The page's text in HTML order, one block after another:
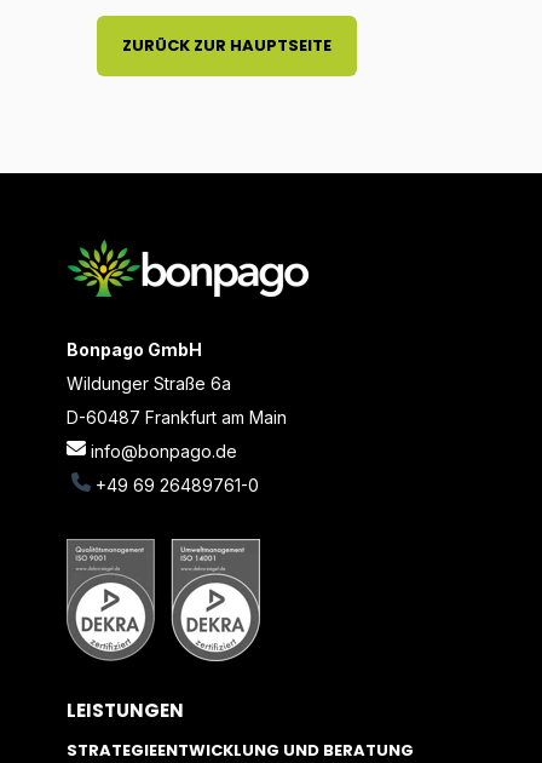
ZURÜCK ZUR HAUPTSEITE
Bonpago GmbH
Wildunger Straße 6a
D-60487 Frankfurt am Main
info@bonpago.de
+49 69 26489761-0
LEISTUNGEN
STRATEGIEENTWICKLUNG UND BERATUNG